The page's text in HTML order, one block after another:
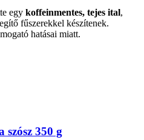
egy koffeinmentes, tejes ital,
fűszerekkel készítenek.
hatásai miatt.
szósz 350 g